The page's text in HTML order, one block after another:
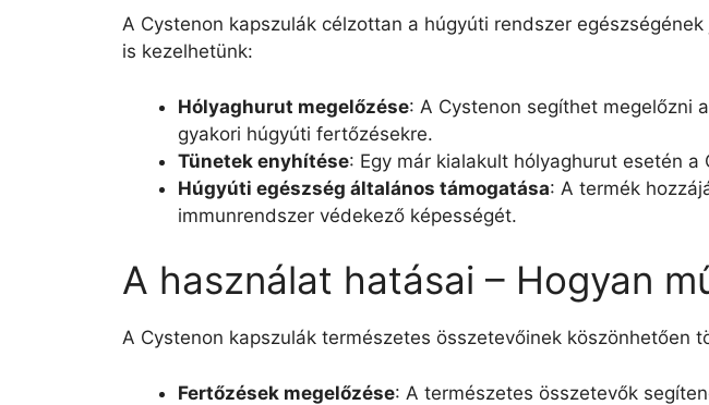
A Cystenon kapszulák célzottan a húgyúti rendszer
is kezelhetünk:
Hólyaghurut megelőzése: A Cystenon segíthet megelőzni
gyakori húgyúti fertőzésekre.
Tünetek enyhítése: Egy már kialakult hólyaghurut esetén
Húgyúti egészség általános támogatása: A termék
immunrendszer védekező képességét.
A használat hatásai – Hogyan
A Cystenon kapszulák természetes összetevőinek
Fertőzések megelőzése: A természetes összetevők